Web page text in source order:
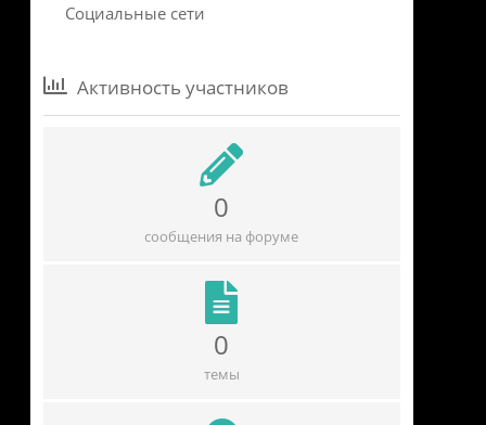
Социальные сети
Активность участников
0
сообщения на форуме
0
темы